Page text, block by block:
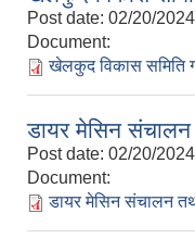
Post date: 02/20/
Document:
खेलकुद विकास समिति
डायर मेसिन संचालन
Post date: 02/20/
Document:
डायर मेसिन संचालन